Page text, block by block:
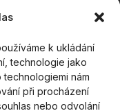
k ukládání
technologie jako
nám
při procházení
nebo odvolání